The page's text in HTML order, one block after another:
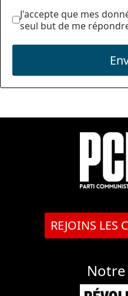
J'accepte que mes
seul but de me
REJOINS LES